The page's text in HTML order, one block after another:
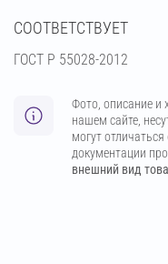
СООТВЕТСТВУЕТ
ГОСТ Р 55028-2012
Фото, описание и
нашем сайте,
могут
документации
внешний вид